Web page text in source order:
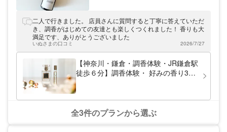
に役立てるよう、毎日の生活にアロマテラピ
ーを取り入れる方法をご紹介しています。初
心者の方から資格取得まで幅広く対応してい
ます。どうぞお気軽にお問い合わせくださ
い。
二人で行きました。 店員さんに質問すると丁寧に答えていただ
き、調香がはじめての友達とも楽しくつくれました！ 香りも大
満足です、ありがとうございました
いぬさまの口コミ 2026/7/27
【神奈川・鎌倉・調香体験・JR鎌倉駅
徒歩６分】調香体験・ 好みの香り3つ
全3件のプランから選ぶ